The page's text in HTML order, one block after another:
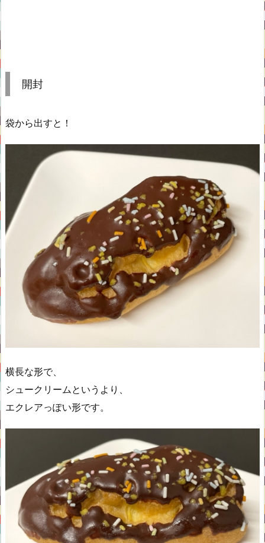
開封
袋から出すと！
横長な形で、
シュークリームというより、
エクレアっぽい形です。